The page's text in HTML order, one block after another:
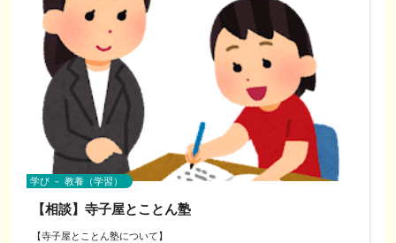
ーーーーー
◇参加料金のご案内【約20分】
・1名：500円
※付き添いの保護者の方も隣で聞いていただけます。
※「質問する」ボタンよりご連絡いただき、ご希望の時間などご相談を承り
ます。
◇場所：
犬山市内（レンタルスペース・カフェ等）
◇お申込み：
「申込ページへ」ボタンよりご連絡ください。
◇ご相談までの流れ：
保護者や先生など、身近な大人に「働くってどういうこと？」と聞いてみま
しょう！
・職業名（正式名称）
・選んだ理由「やりがい」「大変だったこと」等
そんなことを聞いてみると、
自分の“将来の働き方”について考えるヒントがきっと見つかります。
親子でお互いの考え方や価値観を共有することで、会話が自然と広がりま
す。
～こんな人におすすめ！～
・将来どんな仕事が向いているか考えたい
・他の人の考え方や価値観を知ってみたい
それに絡めたご家族との間の問題というのは
皆さん性別年齢問わず、職歴関係なく悩まれていることが多いです。
私はそんな、
『こんなこと誰に相談しよう…』
『話を聞いてもらいたい』
『一般論ではなくて自分のためのアドバイスが欲しい…』
という方の、
“ちょうどいい”アドバイザーをさせていただきます。
上から目線のアドバイスではなく、
相談者さんの現状と気持ちに寄り添う姿勢でお話を伺います。
当日は、お話の内容に合わせて各チェックシートなどを使用して、
より具体的な糸口をご自身で見つけていくサポートをいたします。
ーーーーー
学び － 教養（学習）
【相談】寺子屋とことん塾
【寺子屋とことん塾について】